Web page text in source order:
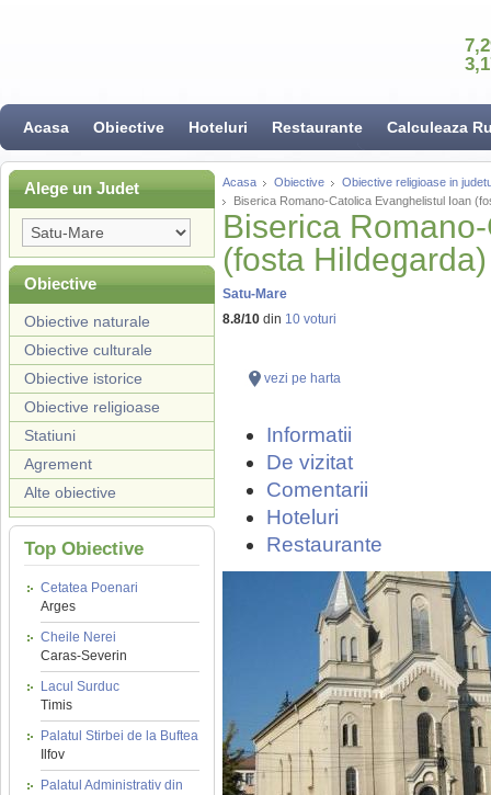
Acasa Obiective Hoteluri Restaurante Calculeaza
Alege un Judet
Obiective
Obiective naturale
Obiective culturale
Obiective istorice
Obiective religioase
Statiuni
Agrement
Alte obiective
Top Obiective
Cetatea Poenari
Arges
Cheile Nerei
Caras-Severin
Lacul Surduc
Timis
Palatul Stirbei de la Buftea
Ilfov
Palatul Administrativ din
Acasa Obiective
Obiective religioase in
Biserica Romano-Catolica Evanghelistul Ioan
Biserica
(fosta
Satu-Mare
8.8/10 din 10 voturi
vezi pe harta
Informatii
De vizitat
Comentarii
Hoteluri
Restaurante